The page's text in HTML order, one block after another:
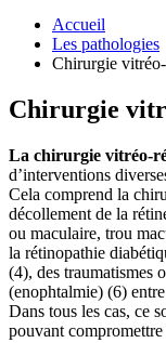
Accueil
Les pathologies
Chirurgie
Chirurgie
La chirurgie vitréo-
d’interventions
Cela comprend la
décollement de la
ou maculaire, trou
la rétinopathie
(4), des traumatismes
(enophtalmie) (6)
Dans tous les cas, ce
pouvant